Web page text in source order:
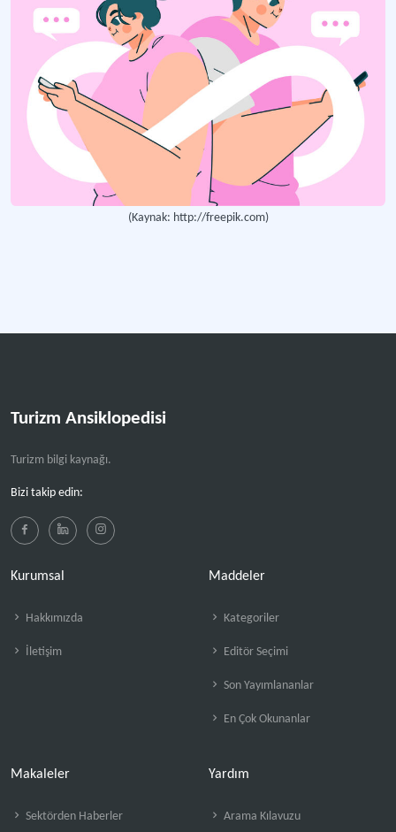
(Kaynak: http://freepik.com)
Turizm Ansiklopedisi
Turizm bilgi kaynağı.
Bizi takip edin:
Kurumsal
Hakkımızda
İletişim
Maddeler
Kategoriler
Editör Seçimi
Son Yayımlananlar
En Çok Okunanlar
Makaleler
Sektörden Haberler
Yardım
Arama Kılavuzu